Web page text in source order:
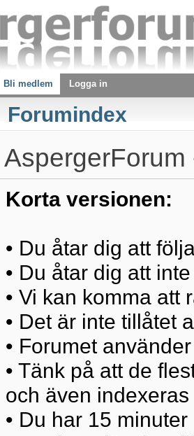
Bli medlem Logga in
Forumindex
Korta versionen:
• Du åtar dig att
• Du åtar dig att
• Vi kan komma att
• Det är inte tillåtet
• Forumet
• Tänk på att de
och även
• Du har 15